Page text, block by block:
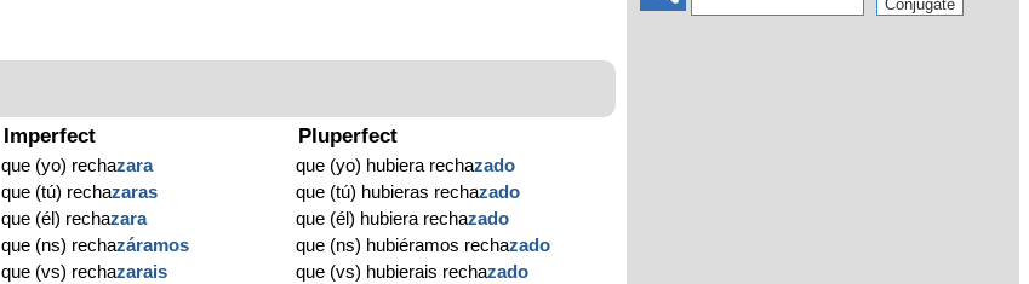
Imperfect
que (yo) rechazara
que (tú) rechazaras
que (él) rechazara
que (ns) rechazáramos
que (vs) rechazarais
Pluperfect
que (yo) hubiera rechazado
que (tú) hubieras rechazado
que (él) hubiera rechazado
que (ns) hubiéramos rechazado
que (vs) hubierais rechazado